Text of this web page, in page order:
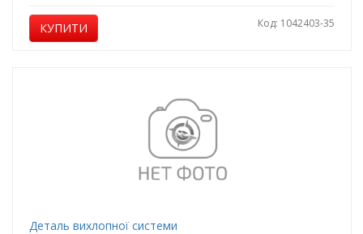
КУПИТИ Код: 1042403-35
Деталь вихлопної системи